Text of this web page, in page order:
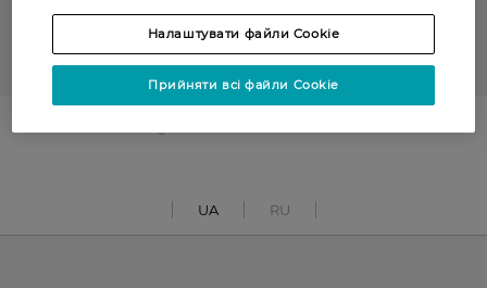
РОЗПРОДАЖ
WATSONS
UA RU
Налаштувати файли Cookie
Прийняти всі файли Cookie